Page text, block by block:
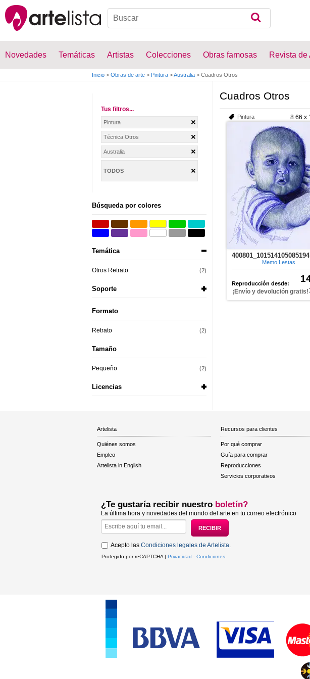
Novedades Temáticas Artistas Colecciones Obras famosas Revista de
Inicio > Obras de arte > Pintura >Australia > Cuadros Otros
Tus filtros...
Pintura
Técnica Otros
Australia
TODOS
Búsqueda por colores
Temática
Otros Retrato (2)
Soporte
Formato
Retrato (2)
Tamaño
Pequeño (2)
Licencias
Cuadros Otros
8.66 x
Pintura
Memo Lestas
Reproducción desde:
¡Envío y devolución gratis!
Artelista
Quiénes somos
Empleo
Artelista in English
Recursos para clientes
Por qué comprar
Guía para comprar
Reproducciones
Servicios corporativos
¿Te gustaría recibir nuestro boletín?
La última hora y novedades del mundo del arte en tu correo electrónico
Acepto las Condiciones legales de Artelista.
Protegido por reCAPTCHA | Privacidad - Condiciones